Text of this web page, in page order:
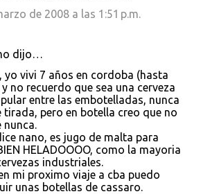
de 2008 a las 1:51 p.m.
dijo…
yo vivi 7 años en cordoba (hasta
y no recuerdo que sea una cerveza
entre las embotelladas, nunca
tirada, pero en botella creo que no
nunca.
nano, es jugo de malta para
HELADOOOO, como la mayoria
industriales.
mi proximo viaje a cba puedo
unas botellas de cassaro.